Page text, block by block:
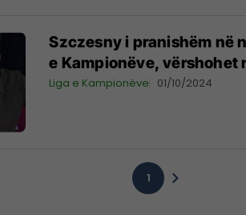
Szczesny i pranishëm në
e Kampionëve,
Liga e Kampionëve 01/10/2024
1